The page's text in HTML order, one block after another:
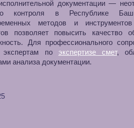
документации —
контроля в Республике
методов и
позволяет повысить качество
Для профессионального
экспертам по экспертизе смет,
анализа документации.